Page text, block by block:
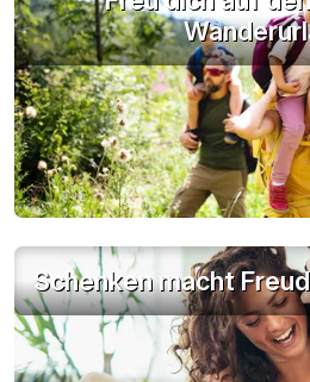
Schenken macht